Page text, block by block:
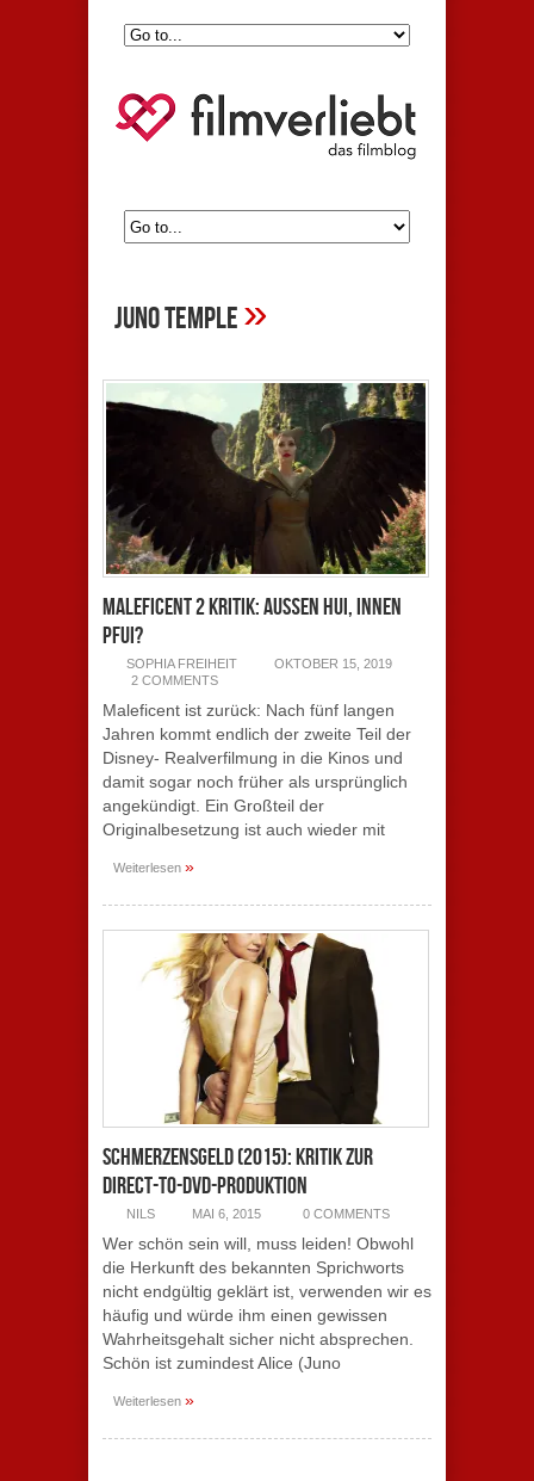
juno temple»
Maleficent 2 Kritik: Außen Hui, Innen
pfui?
SOPHIA FREIHEIT
OKTOBER 15, 2019
2 COMMENTS
Maleficent ist zurück: Nach fünf langen
Jahren kommt endlich der zweite Teil der
Disney- Realverfilmung in die Kinos und
damit sogar noch früher als ursprünglich
angekündigt. Ein Großteil der
Originalbesetzung ist auch wieder mit
Weiterlesen »
Schmerzensgeld (2015): Kritik zur
Direct-to-DVD-Produktion
NILS MAI 6, 2015 0 COMMENTS
Wer schön sein will, muss leiden! Obwohl
die Herkunft des bekannten Sprichworts
nicht endgültig geklärt ist, verwenden wir es
häufig und würde ihm einen gewissen
Wahrheitsgehalt sicher nicht absprechen.
Schön ist zumindest Alice (Juno
Weiterlesen »